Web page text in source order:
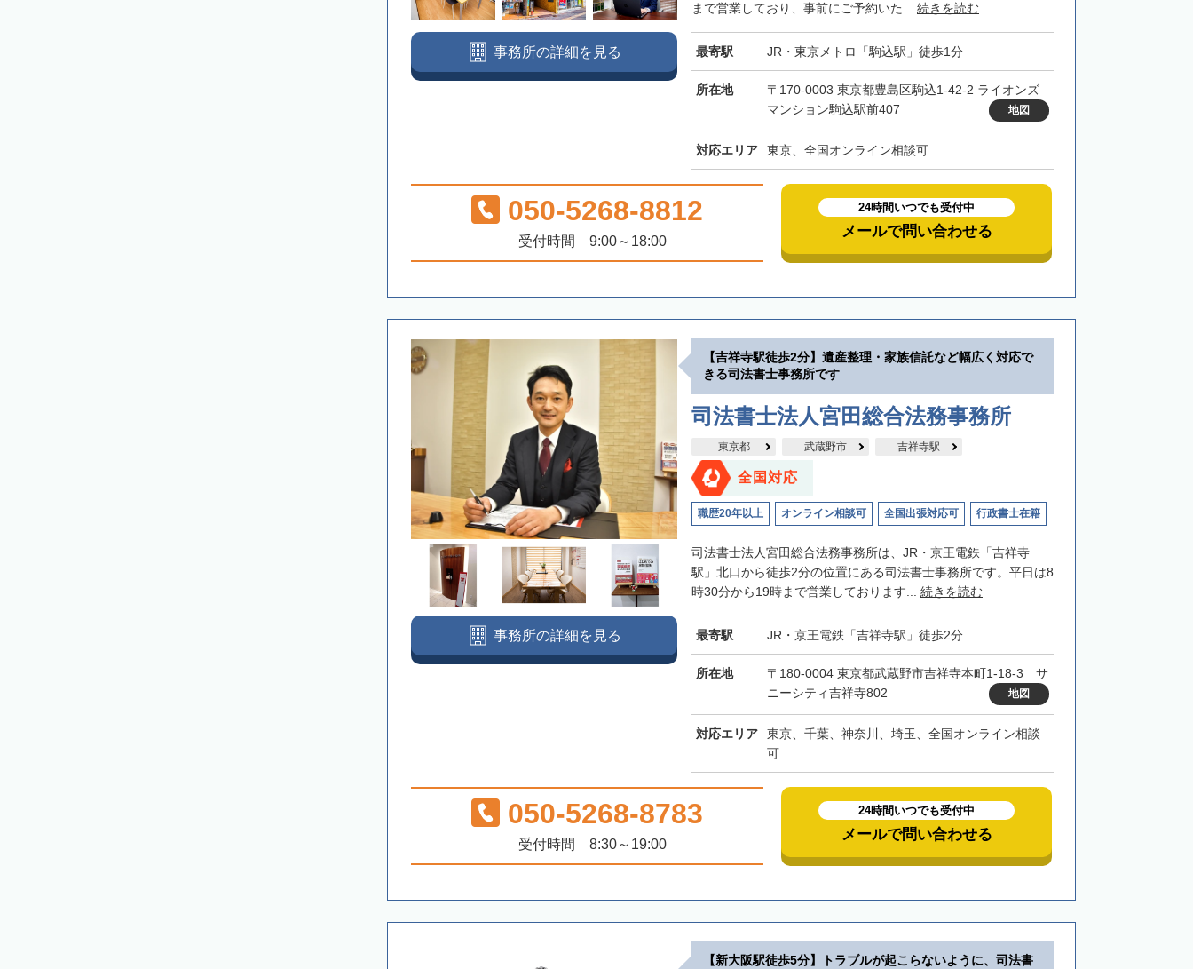
まで営業しており、事前にご予約いた... 続きを読む
最寄駅 JR・東京メトロ「駒込駅」徒歩1分
所在地
〒170-0003 東京都豊島区駒込1-42-2 ライオンズ
マンション駒込駅前407
地図
対応エリア 東京、全国オンライン相談可
事務所の詳細を見る
050-5268-8812
受付時間 9:00～18:00
24時間いつでも受付中
メールで問い合わせる
【吉祥寺駅徒歩2分】遺産整理・家族信託など幅広く対応で
きる司法書士事務所です
司法書士法人宮田総合法務事務所
東京都 武蔵野市 吉祥寺駅
全国対応
職歴20年以上 オンライン相談可 全国出張対応可 行政書士在籍
司法書士法人宮田総合法務事務所は、JR・京王電鉄「吉祥寺
駅」北口から徒歩2分の位置にある司法書士事務所です。平日は8
時30分から19時まで営業しております... 続きを読む
最寄駅 JR・京王電鉄「吉祥寺駅」徒歩2分
所在地
〒180-0004 東京都武蔵野市吉祥寺本町1-18-3 サ
ニーシティ吉祥寺802
地図
対応エリア
東京、千葉、神奈川、埼玉、全国オンライン相談
可
事務所の詳細を見る
050-5268-8783
受付時間 8:30～19:00
24時間いつでも受付中
メールで問い合わせる
【新大阪駅徒歩5分】トラブルが起こらないように、司法書